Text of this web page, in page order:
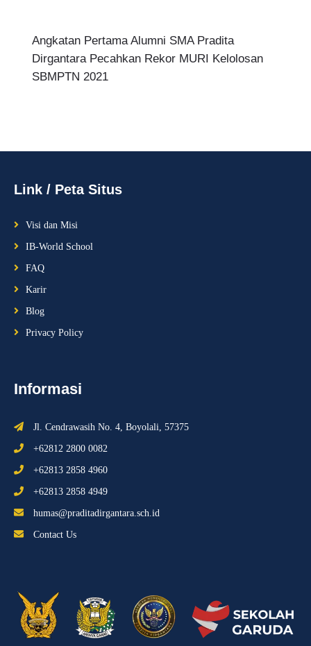
Angkatan Pertama Alumni SMA Pradita
Dirgantara Pecahkan Rekor MURI Kelolosan
SBMPTN 2021
Link / Peta Situs
Visi dan Misi
IB-World School
FAQ
Karir
Blog
Privacy Policy
Informasi
Jl. Cendrawasih No. 4, Boyolali, 57375
+62812 2800 0082
+62813 2858 4960
+62813 2858 4949
humas@praditadirgantara.sch.id
Contact Us